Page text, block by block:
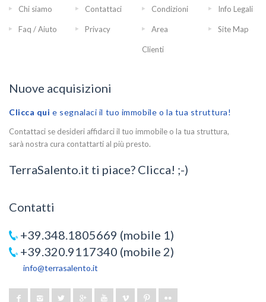
Chi siamo Contattaci Condizioni Info Legali
Faq / Aiuto Privacy Area
Clienti
Site Map
Nuove acquisizioni
Clicca qui e segnalaci il tuo immobile o la tua struttura!
Contattaci se desideri affidarci il tuo immobile o la tua struttura,
sarà nostra cura contattarti al più presto.
TerraSalento.it ti piace? Clicca! ;-)
Contatti
+39.348.1805669 (mobile 1)
+39.320.9117340 (mobile 2)
info@terrasalento.it